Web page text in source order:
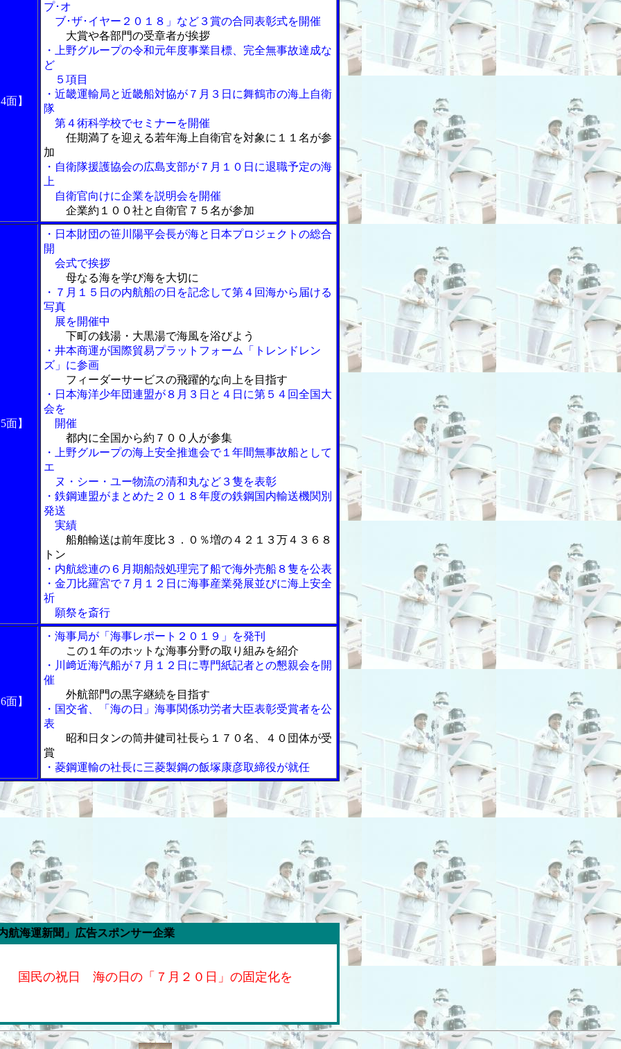
面】
プ･オ
ブ･ザ･イヤー２０１８」など３賞の合同表彰式を開催
大賞や各部門の受章者が挨拶
・上野グループの令和元年度事業目標、完全無事故達成な
ど
５項目
・近畿運輸局と近畿船対協が７月３日に舞鶴市の海上自衛
隊
第４術科学校でセミナーを開催
任期満了を迎える若年海上自衛官を対象に１１名が参
加
・自衛隊援護協会の広島支部が７月１０日に退職予定の海
上
自衛官向けに企業を説明会を開催
企業約１００社と自衛官７５名が参加
面】
・日本財団の笹川陽平会長が海と日本プロジェクトの総合
開
会式で挨拶
母なる海を学び海を大切に
・７月１５日の内航船の日を記念して第４回海から届ける
写真
展を開催中
下町の銭湯・大黒湯で海風を浴びよう
・井本商運が国際貿易プラットフォーム「トレンドレン
ズ」に参画
フィーダーサービスの飛躍的な向上を目指す
・日本海洋少年団連盟が８月３日と４日に第５４回全国大
会を
開催
都内に全国から約７００人が参集
・上野グループの海上安全推進会で１年間無事故船として
エ
ヌ・シー・ユー物流の清和丸など３隻を表彰
・鉄鋼連盟がまとめた２０１８年度の鉄鋼国内輸送機関別
発送
実績
船舶輸送は前年度比３．０％増の４２１３万４３６８
トン
・内航総連の６月期船殻処理完了船で海外売船８隻を公表
・金刀比羅宮で７月１２日に海事産業発展並びに海上安全
祈
願祭を斎行
面】
・海事局が「海事レポート２０１９」を発刊
この１年のホットな海事分野の取り組みを紹介
・川﨑近海汽船が７月１２日に専門紙記者との懇親会を開
催
外航部門の黒字継続を目指す
・国交省、「海の日」海事関係功労者大臣表彰受賞者を公
表
昭和日タンの筒井健司社長ら１７０名、４０団体が受
賞
・菱鋼運輸の社長に三菱製鋼の飯塚康彦取締役が就任
広告スポンサー企業
国民の祝日 海の日の「７月２０日」の固定化を